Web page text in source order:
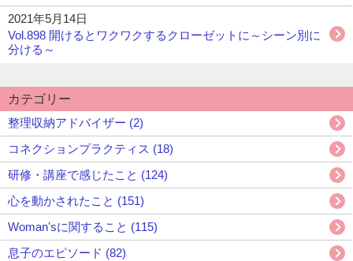
2021年5月14日
Vol.898 開けるとワクワクするクローゼットに～シーン別に
分ける～
カテゴリー
整理収納アドバイザー (2)
コネクションプラクティス (18)
研修・講座で感じたこと (124)
心を動かされたこと (151)
Woman'sに関すること (115)
息子のエピソード (82)